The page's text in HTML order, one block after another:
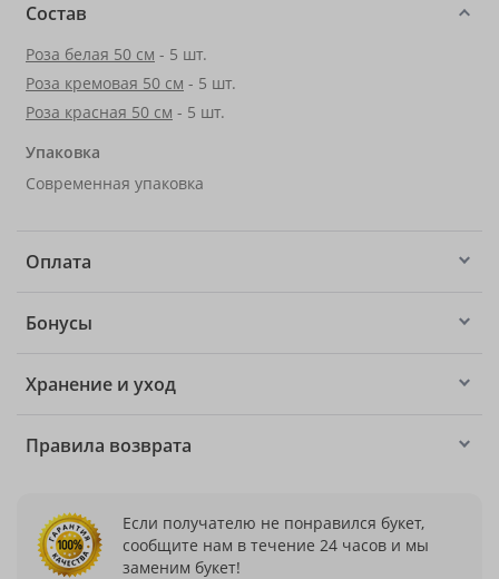
Состав
Роза белая 50 см - 5 шт.
Роза кремовая 50 см - 5 шт.
Роза красная 50 см - 5 шт.
Упаковка
Современная упаковка
Оплата
Бонусы
Хранение и уход
Правила возврата
Если получателю не понравился букет,
сообщите нам в течение 24 часов и мы
заменим букет!